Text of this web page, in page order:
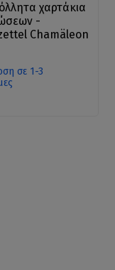
χαρτάκια
-
Chamäleon
σε 1-3